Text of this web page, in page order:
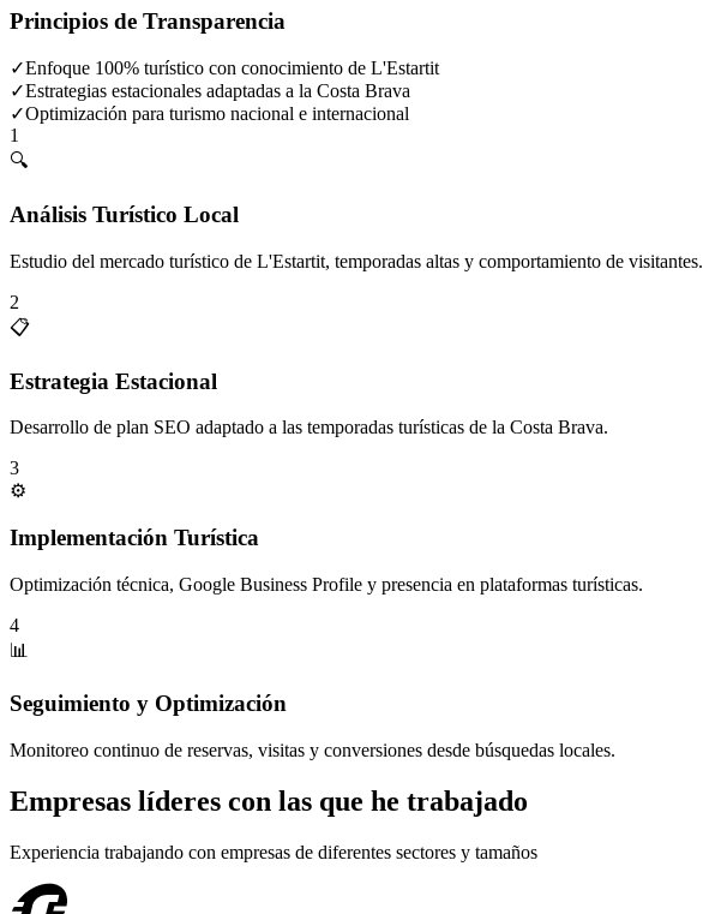
Principios de Transparencia
✓Enfoque 100% turístico con conocimiento de L'Estartit
✓Estrategias estacionales adaptadas a la Costa Brava
✓Optimización para turismo nacional e internacional
1
🔍
Análisis Turístico Local
Estudio del mercado turístico de L'Estartit, temporadas altas y comportamiento de visitantes.
2
📋
Estrategia Estacional
Desarrollo de plan SEO adaptado a las temporadas turísticas de la Costa Brava.
3
⚙️
Implementación Turística
Optimización técnica, Google Business Profile y presencia en plataformas turísticas.
4
📊
Seguimiento y Optimización
Monitoreo continuo de reservas, visitas y conversiones desde búsquedas locales.
Empresas líderes con las que he trabajado
Experiencia trabajando con empresas de diferentes sectores y tamaños